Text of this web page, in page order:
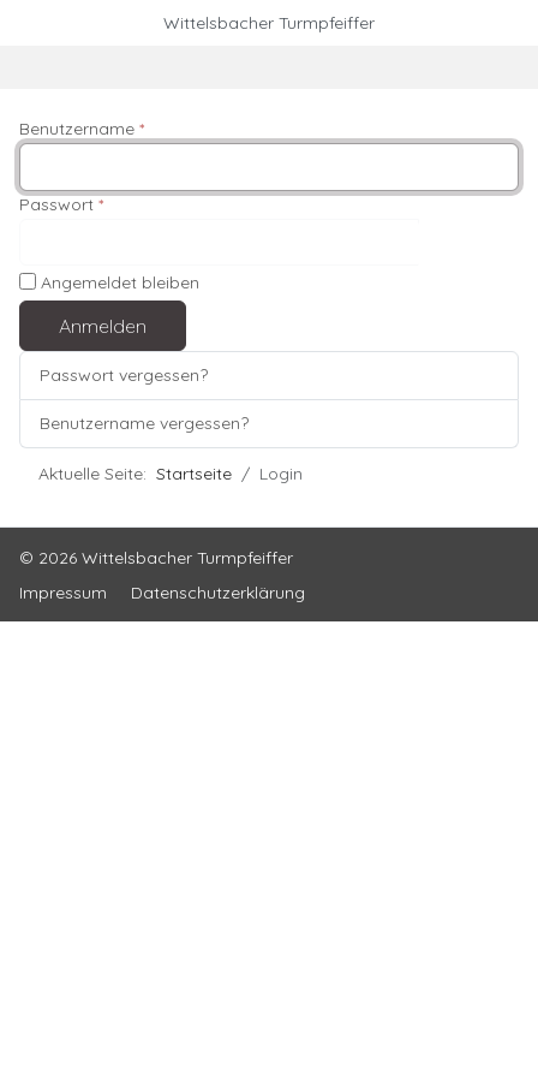
Mobile Menu ToggleWittelsbacher Turmpfeiffer
Benutzername *
Passwort *
Angemeldet bleiben
Anmelden
Passwort vergessen?
Benutzername vergessen?
Aktuelle Seite:Startseite Login
© 2026 Wittelsbacher Turmpfeiffer
Impressum
Datenschutzerklärung